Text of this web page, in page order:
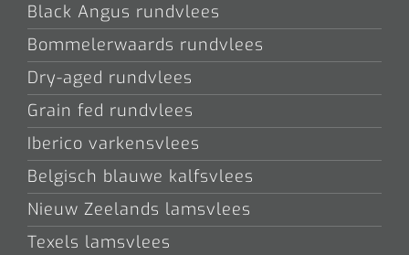
Black Angus rundvlees
Bommelerwaards rundvlees
Dry-aged rundvlees
Grain fed rundvlees
Iberico varkensvlees
Belgisch blauwe kalfsvlees
Nieuw Zeelands lamsvlees
Texels lamsvlees